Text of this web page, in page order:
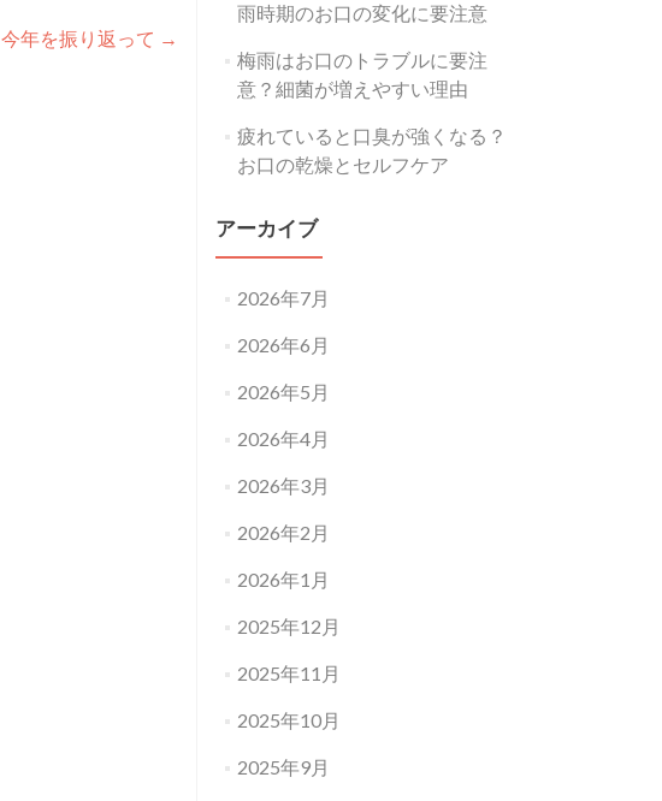
今年を振り返って →
雨時期のお口の変化に要注意
梅雨はお口のトラブルに要注
意？細菌が増えやすい理由
疲れていると口臭が強くなる？
お口の乾燥とセルフケア
アーカイブ
2026年7月
2026年6月
2026年5月
2026年4月
2026年3月
2026年2月
2026年1月
2025年12月
2025年11月
2025年10月
2025年9月